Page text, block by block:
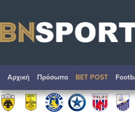
Αρχική Πρόσωπα BET POST